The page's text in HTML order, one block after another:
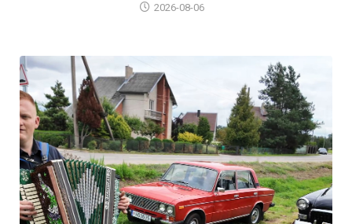
2026-08-06